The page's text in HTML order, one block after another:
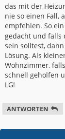
a
g
das mit der
nie so einen Fall,
empfehlen. So ein
gedacht und falls
sein solltest,
Lösung. Als
Wohnzimmer,
schnell geholfen
LG!
ANTWORTEN